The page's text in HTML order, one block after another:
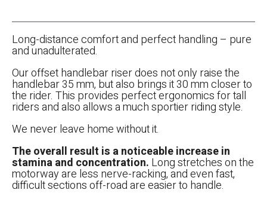
Long-distance comfort and perfect handling – pure
and unadulterated.
Our offset handlebar riser does not only raise the
handlebar 35 mm, but also brings it 30 mm closer to
the rider. This provides perfect ergonomics for tall
riders and also allows a much sportier riding style.
We never leave home without it.
The overall result is a noticeable increase in
stamina and concentration. Long stretches on the
motorway are less nerve-racking, and even fast,
difficult sections off-road are easier to handle.